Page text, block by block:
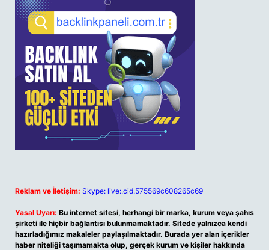
Reklam ve İletişim: Skype: live:.cid.575569c608265c69
Yasal Uyarı: Bu internet sitesi, herhangi bir marka, kurum veya şahıs
şirketi ile hiçbir bağlantısı bulunmamaktadır. Sitede yalnızca kendi
hazırladığımız makaleler paylaşılmaktadır. Burada yer alan içerikler
haber niteliği taşımamakta olup, gerçek kurum ve kişiler hakkında